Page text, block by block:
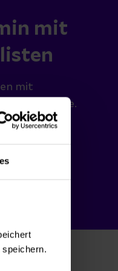
mit
mit
Expertise.